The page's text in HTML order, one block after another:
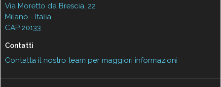
Via Moretto da Brescia, 22
Milano - Italia
CAP 20133
Contatti
Contatta il nostro team per maggiori informazioni